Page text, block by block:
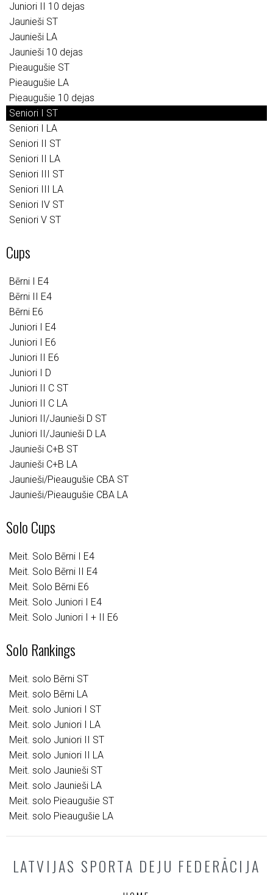
Juniori II 10 dejas
Jaunieši ST
Jaunieši LA
Jaunieši 10 dejas
Pieaugušie ST
Pieaugušie LA
Pieaugušie 10 dejas
Seniori I ST
Seniori I LA
Seniori II ST
Seniori II LA
Seniori III ST
Seniori III LA
Seniori IV ST
Seniori V ST
Cups
Bērni I E4
Bērni II E4
Bērni E6
Juniori I E4
Juniori I E6
Juniori II E6
Juniori I D
Juniori II C ST
Juniori II C LA
Juniori II/Jaunieši D ST
Juniori II/Jaunieši D LA
Jaunieši C+B ST
Jaunieši C+B LA
Jaunieši/Pieaugušie CBA ST
Jaunieši/Pieaugušie CBA LA
Solo Cups
Meit. Solo Bērni I E4
Meit. Solo Bērni II E4
Meit. Solo Bērni E6
Meit. Solo Juniori I E4
Meit. Solo Juniori I + II E6
Solo Rankings
Meit. solo Bērni ST
Meit. solo Bērni LA
Meit. solo Juniori I ST
Meit. solo Juniori I LA
Meit. solo Juniori II ST
Meit. solo Juniori II LA
Meit. solo Jaunieši ST
Meit. solo Jaunieši LA
Meit. solo Pieaugušie ST
Meit. solo Pieaugušie LA
LATVIJAS SPORTA DEJU FEDERĀCIJA